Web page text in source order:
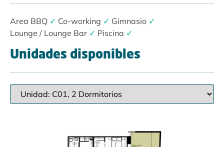
Area BBQ ✓ Co-working ✓ Gimnasio ✓
Lounge / Lounge Bar ✓ Piscina ✓
Unidades disponibles